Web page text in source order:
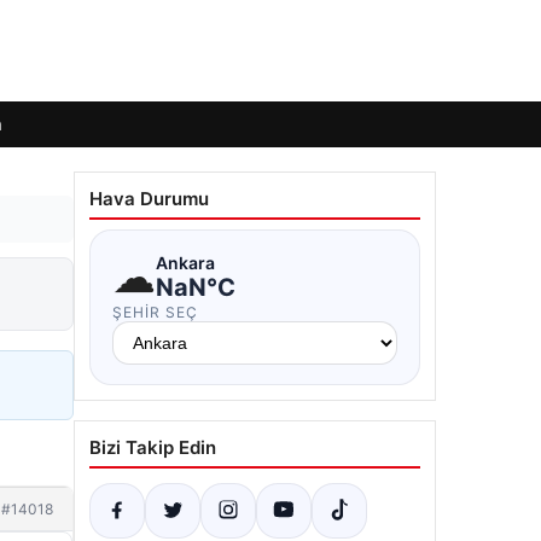
#14018
Hava Durumu
☁Ankara
NaN°C
ŞEHIR SEÇ
Bizi Takip Edin